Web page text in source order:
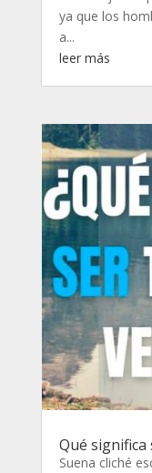
ya que los
a...
leer más
Qué
Suena cliché